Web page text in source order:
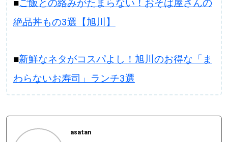
■ご飯との絡みがたまらない！おそば屋さんの
絶品丼もの3選【旭川】
■新鮮なネタがコスパよし！旭川のお得な「ま
わらないお寿司」ランチ3選
asatan